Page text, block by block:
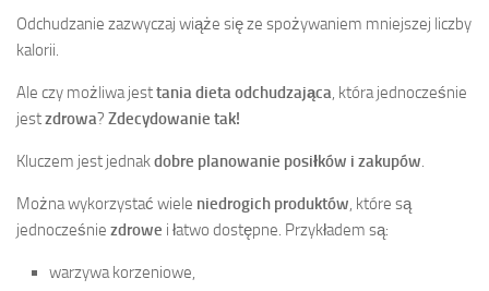
Odchudzanie zazwyczaj wiąże się ze spożywaniem mniejszej liczby
kalorii.
Ale czy możliwa jesttania dieta odchudzająca, która jednocześnie
jestzdrowa? Zdecydowanie tak!
Kluczem jest jednakdobre planowanie posiłków i zakupów.
Można wykorzystać wiele niedrogich produktów, które są
jednocześnie zdrowe i łatwo dostępne. Przykładem są:
warzywa korzeniowe,